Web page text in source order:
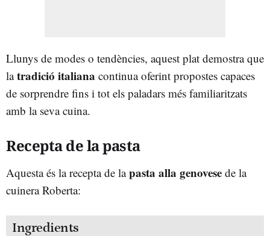
Llunys de modes o tendències, aquest plat demostra que
latradició italiana continua oferint propostes capaces
de sorprendre fins i tot els paladars més familiaritzats
amb la seva cuina.
Recepta de la pasta
Aquesta és la recepta de lapasta alla genovese de la
cuinera Roberta:
Ingredients